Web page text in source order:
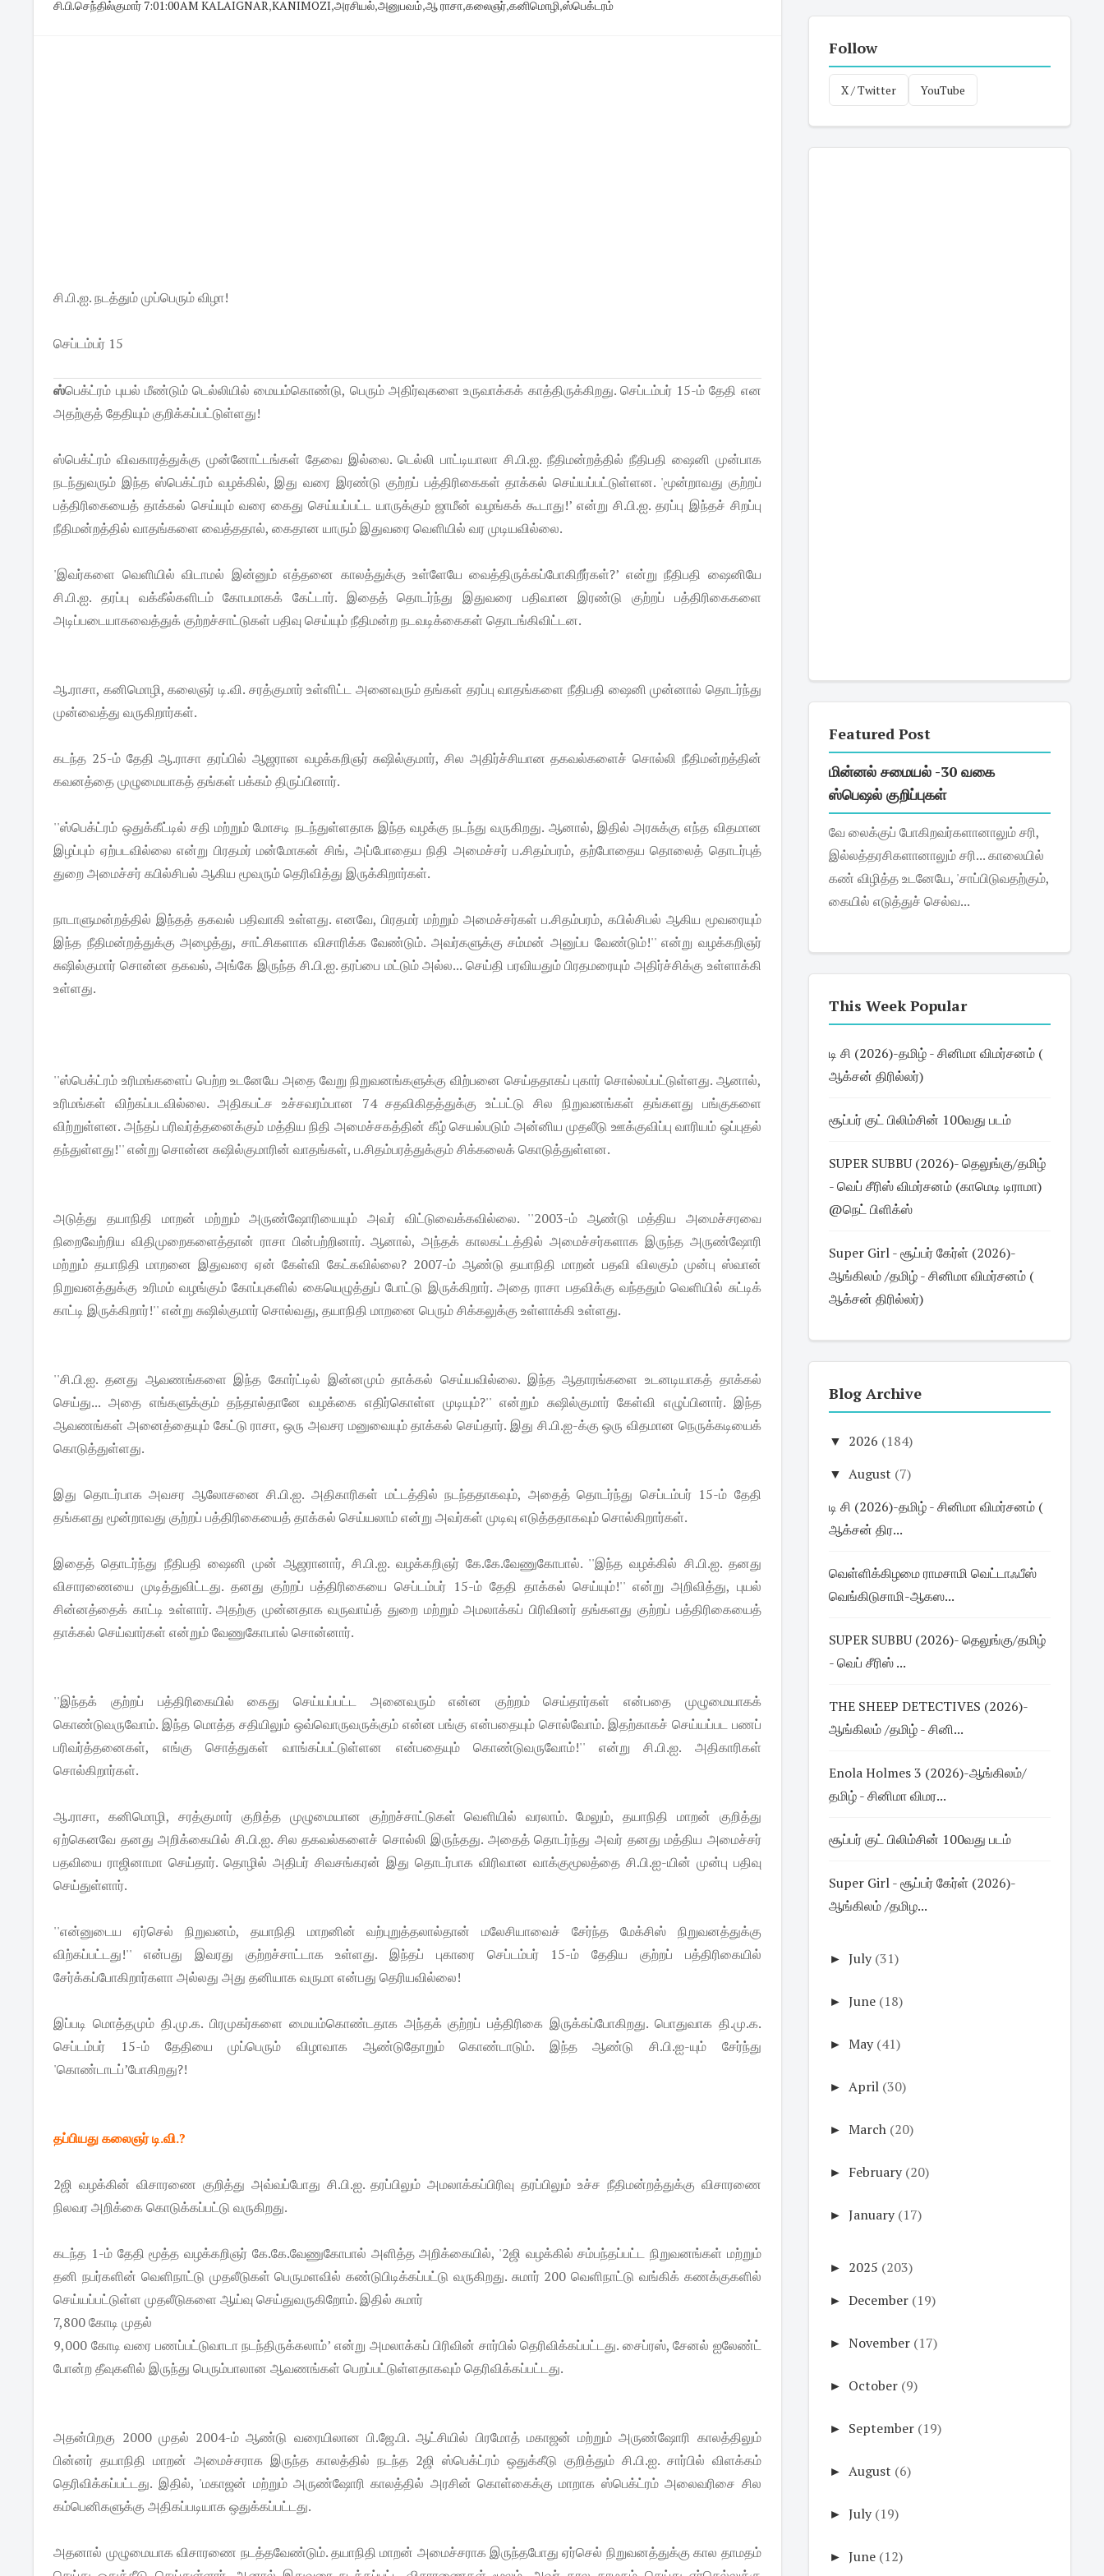
சி.பி.செந்தில்குமார் 7:01:00 AM ·KALAIGNAR,KANIMOZI,அரசியல்,அனுபவம்,ஆ ராசா,கலைஞர்,கனிமொழி,ஸ்பெக்டரம்
சி.பி.ஐ. நடத்தும் முப்பெரும் விழா!
செப்டம்பர் 15
ஸ்பெக்ட்ரம் புயல் மீண்டும் டெல்லியில் மையம்கொண்டு, பெரும் அதிர்வுகளை உருவாக்கக் காத்திருக்கிறது. செப்டம்பர் 15-ம் தேதி என
அதற்குத் தேதியும் குறிக்கப்​பட்டுள்ளது!
ஸ்பெக்ட்ரம் விவகாரத்துக்கு முன்னோட்டங்கள் தேவை இல்லை. டெல்லி பாட்டியாலா சி.பி.ஐ. நீதிமன்றத்தில் நீதிபதி ஷைனி முன்பாக
நடந்துவரும் இந்த ஸ்பெக்ட்ரம் வழக்கில், இது வரை இரண்டு குற்றப் பத்திரிகைகள் தாக்கல் செய்யப்பட்டுள்ளன. 'மூன்றாவது குற்றப்
பத்திரிகையைத் தாக்கல் செய்யும் வரை கைது செய்யப்​பட்ட யாருக்கும் ஜாமீன் வழங்கக் கூடாது!’ என்று சி.பி.ஐ. தரப்பு இந்தச் சிறப்பு
நீதிமன்றத்தில் வாதங்களை வைத்ததால், கைதான யாரும் இதுவரை வெளியில் வர முடியவில்லை.
'இவர்களை வெளியில் விடாமல் இன்னும் எத்தனை காலத்துக்கு உள்ளேயே வைத்திருக்கப்போகிறீர்கள்?’ என்று நீதிபதி ஷைனியே
சி.பி.ஐ. தரப்பு வக்கீல்களிடம் கோபமாகக் கேட்டார். இதைத் தொடர்ந்து இதுவரை பதிவான இரண்டு குற்றப் பத்திரிகைகளை
அடிப்படையாக​வைத்துக் குற்றச்சாட்டுகள் பதிவு செய்யும் நீதிமன்ற நடவடிக்கைகள் தொடங்கிவிட்டன.
ஆ.ராசா, கனிமொழி, கலைஞர் டி.வி. சரத்குமார் உள்ளிட்ட அனைவரும் தங்கள் தரப்பு வாதங்களை நீதிபதி ஷைனி முன்னால் தொடர்ந்து
முன்வைத்து வருகிறார்கள்.
கடந்த 25-ம் தேதி ஆ.ராசா தரப்பில் ஆஜரான வழக்கறிஞர் சுஷில்குமார், சில அதிர்ச்சியான தகவல்களைச் சொல்லி நீதிமன்றத்தின்
கவனத்தை முழுமையாகத் தங்கள் பக்கம் திருப்பினார்.
''ஸ்பெக்ட்ரம் ஒதுக்கீட்டில் சதி மற்றும் மோசடி நடந்துள்ளதாக இந்த வழக்கு நடந்து வருகிறது. ஆனால், இதில் அரசுக்கு எந்த விதமான
இழப்பும் ஏற்படவில்லை என்று பிரதமர் மன்மோகன் சிங், அப்போதைய நிதி அமைச்சர் ப.சிதம்பரம், தற்போதைய தொலைத் தொடர்புத்
துறை அமைச்சர் கபில்சிபல் ஆகிய மூவரும் தெரிவித்து இருக்கிறார்கள்.
நாடாளுமன்றத்தில் இந்தத் தகவல் பதிவாகி உள்ளது. எனவே, பிரதமர் மற்றும் அமைச்சர்கள் ப.சிதம்பரம், கபில்சிபல் ஆகிய மூவரையும்
இந்த நீதிமன்றத்துக்கு அழைத்து, சாட்சிகளாக விசாரிக்க வேண்டும். அவர்களுக்கு சம்மன் அனுப்ப வேண்டும்!'' என்று வழக்கறிஞர்
சுஷில்குமார் சொன்ன தகவல், அங்கே இருந்த சி.பி.ஐ. தரப்பை மட்டும் அல்ல... செய்தி பரவியதும் பிரதமரையும் அதிர்ச்சிக்கு உள்ளாக்கி
உள்ளது.
''ஸ்பெக்ட்ரம் உரிமங்களைப் பெற்ற உடனேயே அதை வேறு நிறுவ​னங்களுக்கு விற்பனை செய்த​தாகப் புகார் சொல்லப்​பட்டுள்ளது. ஆனால்,
உரிமங்கள் விற்கப்​படவில்லை. அதிகபட்ச உச்சவரம்பான 74 சதவிகிதத்துக்கு உட்பட்டு சில நிறுவனங்கள் தங்களது பங்குகளை
விற்றுள்ளன. அந்தப் பரிவர்த்தனைக்கும் மத்திய நிதி அமைச்சகத்தின் கீழ் செயல்படும் அன்னிய முதலீடு ஊக்குவிப்பு வாரியம் ஒப்புதல்
தந்துள்ளது!'' என்று சொன்ன சுஷில்குமாரின் வாதங்கள், ப.சிதம்பரத்துக்கும் சிக்கலைக் கொடுத்துள்ளன.
அடுத்து தயாநிதி மாறன் மற்றும் அருண்ஷோரி​யையும் அவர் விட்டுவைக்கவில்லை. ''2003-ம் ஆண்டு மத்திய அமைச்சரவை
நிறைவேற்றிய விதிமுறைகளைத்தான் ராசா பின்பற்றினார். ஆனால், அந்தக் காலகட்டத்தில் அமைச்சர்களாக இருந்த அருண்ஷோரி
மற்றும் தயாநிதி மாறனை இதுவரை ஏன் கேள்வி கேட்கவில்லை? 2007-ம் ஆண்டு தயாநிதி மாறன் பதவி விலகும் முன்பு ஸ்வான்
நிறுவனத்துக்கு உரிமம் வழங்கும் கோப்புகளில் கையெழுத்துப் போட்டு இருக்கிறார். அதை ராசா பதவிக்கு வந்ததும் வெளியில் சுட்டிக்
காட்டி இருக்கிறார்!'' என்று சுஷில்குமார் சொல்வது, தயாநிதி மாறனை பெரும் சிக்கலுக்கு உள்ளாக்கி உள்ளது.
''சி.பி.ஐ. தனது ஆவணங்களை இந்த கோர்ட்டில் இன்னமும் தாக்கல் செய்யவில்லை. இந்த ஆதாரங்​களை உடனடியாகத் தாக்கல்
செய்து... அதை எங்களுக்கும் தந்தால்தானே வழக்கை எதிர்கொள்ள முடியும்?'' என்றும் சுஷில்குமார் கேள்வி எழுப்பினார். இந்த
ஆவணங்கள் அனைத்தையும் கேட்டு ராசா, ஒரு அவசர மனுவையும் தாக்கல் செய்தார். இது சி.பி.ஐ-க்கு ஒரு விதமான நெருக்கடியைக்
கொடுத்துள்ளது.
இது தொடர்பாக அவசர ஆலோசனை சி.பி.ஐ. அதிகாரிகள் மட்டத்தில் நடந்ததாகவும், அதைத் தொடர்ந்து செப்டம்பர் 15-ம் தேதி
தங்களது மூன்றாவது குற்றப் பத்திரிகையைத் தாக்கல் செய்யலாம் என்று அவர்கள் முடிவு எடுத்ததாகவும் சொல்கிறார்கள்.
இதைத் தொடர்ந்து நீதிபதி ஷைனி முன் ஆஜரானார், சி.பி.ஐ. வழக்கறிஞர் கே.கே.வேணு​கோபால். ''இந்த வழக்கில் சி.பி.ஐ. தனது
விசாரணையை முடித்துவிட்டது. தனது குற்றப் பத்திரிகையை செப்டம்பர் 15-ம் தேதி தாக்கல் செய்யும்!'' என்று அறிவித்து, புயல்
சின்னத்தைக் காட்டி உள்ளார். அதற்கு முன்னதாக வருவாய்த் துறை மற்றும் அமலாக்கப் பிரிவினர் தங்களது குற்றப் பத்திரிகையைத்
தாக்கல் செய்வார்கள் என்றும் வேணுகோபால் சொன்னார்.
''இந்தக் குற்றப் பத்திரிகையில் கைது செய்யப்பட்ட அனை​வரும் என்ன குற்றம் செய்தார்கள் என்பதை முழுமையாகக்
கொண்டுவருவோம். இந்த மொத்த சதியிலும் ஒவ்வொருவருக்கும் என்ன பங்கு என்பதையும் சொல்வோம். இதற்காகச் செய்யப்பட பணப்
பரிவர்த்தனைகள், எங்கு சொத்துகள் வாங்கப்பட்டுள்ளன என்பதையும் கொண்டு​​வருவோம்!'' என்று சி.பி.ஐ. அதிகாரிகள்
சொல்கிறார்கள்.
ஆ.ராசா, கனிமொழி, சரத்குமார் குறித்த முழுமையான குற்றச்சாட்டுகள் வெளியில் வரலாம். மேலும், தயாநிதி மாறன் குறித்து
ஏற்கெனவே தனது அறிக்கையில் சி.பி.ஐ. சில தகவல்களைச் சொல்லி இருந்தது. அதைத் தொடர்ந்து அவர் தனது மத்திய அமைச்சர்
பதவியை ராஜினாமா செய்தார். தொழில் அதிபர் சிவசங்கரன் இது தொடர்பாக விரிவான வாக்கு​மூலத்தை சி.பி.ஐ-யின் முன்பு பதிவு
செய்துள்ளார்.
''என்னுடைய ஏர்செல் நிறுவனம், தயாநிதி மாறனின் வற்புறுத்தலால்தான் மலேசியாவைச் சேர்ந்த மேக்சிஸ் நிறுவனத்துக்கு
விற்கப்பட்டது!'' என்பது இவரது குற்றச்சாட்டாக உள்ளது. இந்தப் புகாரை செப்டம்பர் 15-ம் தேதிய குற்றப் பத்திரிகையில்
சேர்க்கப்போகிறார்களா அல்லது அது தனியாக வருமா என்பது தெரியவில்லை!
இப்படி மொத்தமும் தி.மு.க. பிரமுகர்களை மையம்கொண்டதாக அந்தக் குற்றப் பத்திரிகை இருக்கப்​போகிறது. பொதுவாக தி.மு.க.
செப்டம்பர் 15-ம் தேதியை முப்​பெரும் விழாவாக ஆண்டுதோறும் கொண்டாடும். இந்த ஆண்டு சி.பி.ஐ-யும் சேர்ந்து
'கொண்டாடப்’போகிறது?!
தப்பியது கலைஞர் டி.வி.?
2ஜி வழக்கின் விசாரணை குறித்து அவ்வப்போது சி.பி.ஐ. தரப்பிலும் அமலாக்கப்பிரிவு தரப்பிலும் உச்ச நீதிமன்றத்துக்கு விசாரணை
நிலவர அறிக்கை கொடுக்கப்பட்டு வருகிறது.
கடந்த 1-ம் தேதி மூத்த வழக்கறிஞர் கே.கே.வேணுகோபால் அளித்த அறிக்கையில், '2ஜி வழக்கில் சம்பந்தப்பட்ட நிறுவனங்கள் மற்றும்
தனி நபர்களின் வெளிநாட்டு முதலீடுகள் பெருமளவில் கண்டுபிடிக்கப்பட்டு வருகிறது. சுமார் 200 வெளிநாட்டு வங்கிக் கணக்குகளில்
செய்யப்பட்டுள்ள முதலீடுகளை ஆய்வு செய்துவருகிறோம். இதில் சுமார்
7,800 கோடி முதல்
9,000 கோடி வரை பணப்பட்டுவாடா நடந்திருக்கலாம்’ என்று அமலாக்கப் பிரிவின் சார்பில் தெரிவிக்கப்பட்டது. சைப்ரஸ், சேனல் ஐலேண்ட்
போன்ற தீவுகளில் இருந்து பெரும்பாலான ஆவணங்கள் பெறப்பட்டுள்ளதாகவும் தெரிவிக்கப்பட்டது.
அதன்பிறகு 2000 முதல் 2004-ம் ஆண்டு வரையிலான பி.ஜே.பி. ஆட்சியில் பிரமோத் மகாஜன் மற்றும் அருண்ஷோரி காலத்திலும்
பின்னர் தயாநிதி மாறன் அமைச்சராக இருந்த காலத்தில் நடந்த 2ஜி ஸ்பெக்ட்ரம் ஒதுக்கீடு குறித்தும் சி.பி.ஐ. சார்பில் விளக்கம்
தெரிவிக்கப்பட்டது. இதில், 'மகாஜன் மற்றும் அருண்ஷோரி காலத்தில் அரசின் கொள்கைக்கு மாறாக ஸ்பெக்ட்ரம் அலைவரிசை சில
கம்பெனிகளுக்கு அதிகப்படியாக ஒதுக்கப்பட்டது.
அதனால் முழுமையாக விசாரணை நடத்தவேண்டும். தயாநிதி மாறன் அமைச்சராக இருந்தபோது ஏர்செல் நிறுவனத்துக்கு கால தாமதம்
Follow
X / Twitter YouTube
Featured Post
மின்னல் சமையல் -30 வகை
ஸ்பெஷல் குறிப்புகள்
வே லைக்குப் போகிறவர்களானாலும் சரி,
இல்லத்தரசிகளானாலும் சரி... காலையில்
கண் விழித்த உடனேயே, 'சாப்பிடுவதற்கும்,
கையில் எடுத்துச் செல்வ...
This Week Popular
டி சி (2026)-தமிழ் - சினிமா விமர்சனம் (
ஆக்சன் திரில்லர்)
சூப்பர் குட் பிலிம்சின் 100வது படம்
SUPER SUBBU (2026)- தெலுங்கு/தமிழ்
- வெப் சீரிஸ் விமர்சனம் (காமெடி டிராமா)
@நெட் பிளிக்ஸ்
Super Girl - சூப்பர் கேர்ள் (2026)-
ஆங்கிலம் /தமிழ் - சினிமா விமர்சனம் (
ஆக்சன் திரில்லர்)
Blog Archive
▼ 2026 (184)
▼ August (7)
டி சி (2026)-தமிழ் - சினிமா விமர்சனம் (
ஆக்சன் திர...
வெள்ளிக்கிழமை ராமசாமி வெட்டாஃபீஸ்
வெங்கிடுசாமி-ஆகஸ...
SUPER SUBBU (2026)- தெலுங்கு/தமிழ்
- வெப் சீரிஸ் ...
THE SHEEP DETECTIVES (2026)-
ஆங்கிலம் /தமிழ் - சினி...
Enola Holmes 3 (2026)-ஆங்கிலம்/
தமிழ் - சினிமா விமர...
சூப்பர் குட் பிலிம்சின் 100வது படம்
Super Girl - சூப்பர் கேர்ள் (2026)-
ஆங்கிலம் /தமிழ...
► July (31)
► June (18)
► May (41)
► April (30)
► March (20)
► February (20)
► January (17)
► 2025 (203)
► December (19)
► November (17)
► October (9)
► September (19)
► August (6)
► July (19)
► June (12)